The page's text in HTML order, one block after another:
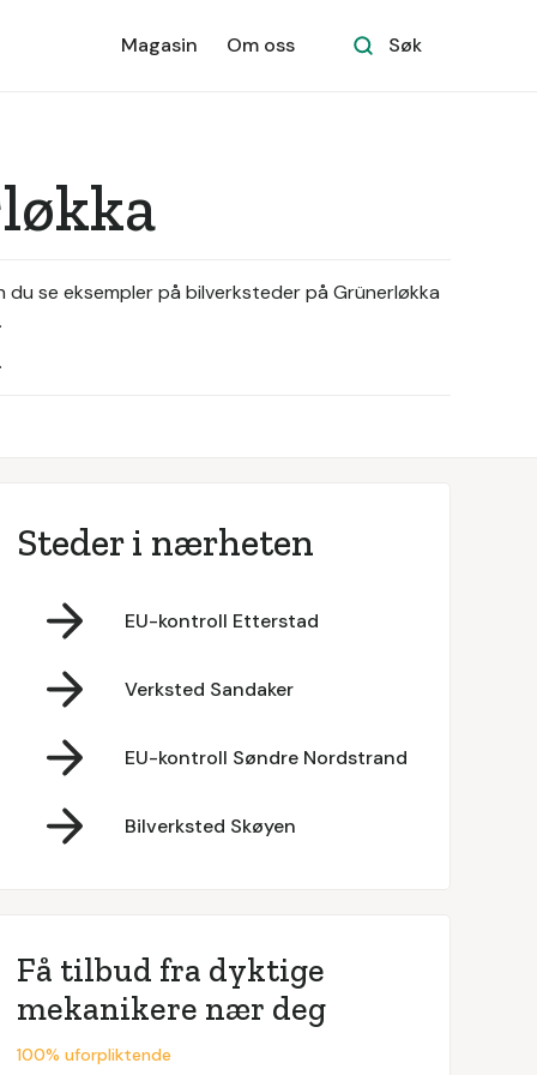
Magasin Om oss Søk
se eksempler på bilverksteder på Grünerløkka
Steder i nærheten
EU-kontroll Etterstad
Verksted Sandaker
EU-kontroll Søndre Nordstrand
Bilverksted Skøyen
Få tilbud fra dyktige
mekanikere nær deg
100% uforpliktende